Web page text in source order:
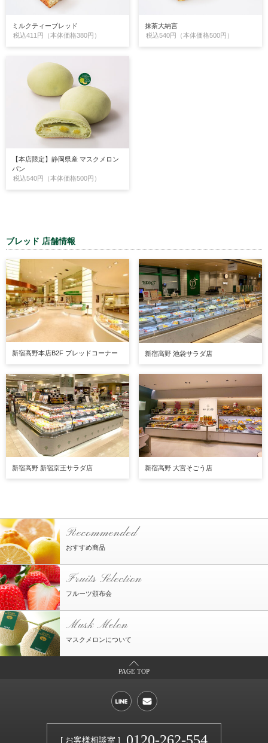
ミルクティーブレッド
税込411円（本体価格380円）
抹茶大納言
税込540円（本体価格500円）
【本店限定】静岡県産 マスクメロン
パン
税込540円（本体価格500円）
ブレッド 店舗情報
新宿高野本店B2F ブレッドコーナー 新宿高野 池袋サラダ店
新宿高野 新宿京王サラダ店 新宿高野 大宮そごう店
Recommended
おすすめ商品
Fruits Selection
フルーツ頒布会
Musk Melon
マスクメロンについて
PAGE TOP
[ お客様相談室 ]